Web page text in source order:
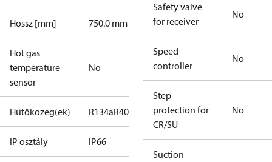
Hossz [mm] 750.0 mm
Hot gas
temperature
sensor
No
Hűtőközeg(ek) R134aR404A R407AR407CR407F R448AR449A
IP osztály IP66
Safety valve
for receiver
No
Speed
controller
No
Step
protection for
CR/SU
No
Suction